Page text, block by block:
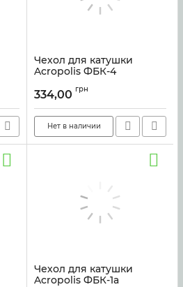
Чехол для катушки
Acropolis ФБК-4
334,00 грн
Нет в наличии
Чехол для катушки
Acropolis ФБК-1а